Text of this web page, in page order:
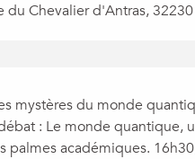
du Chevalier d'Antras,
mystères du monde
: Le monde quantique,
palmes académiques.